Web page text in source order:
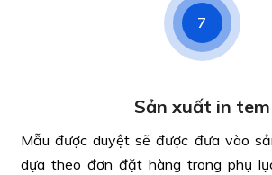
7
Sản xuất in tem
Mẫu được duyệt sẽ được đưa vào
dựa theo đơn đặt hàng trong phụ